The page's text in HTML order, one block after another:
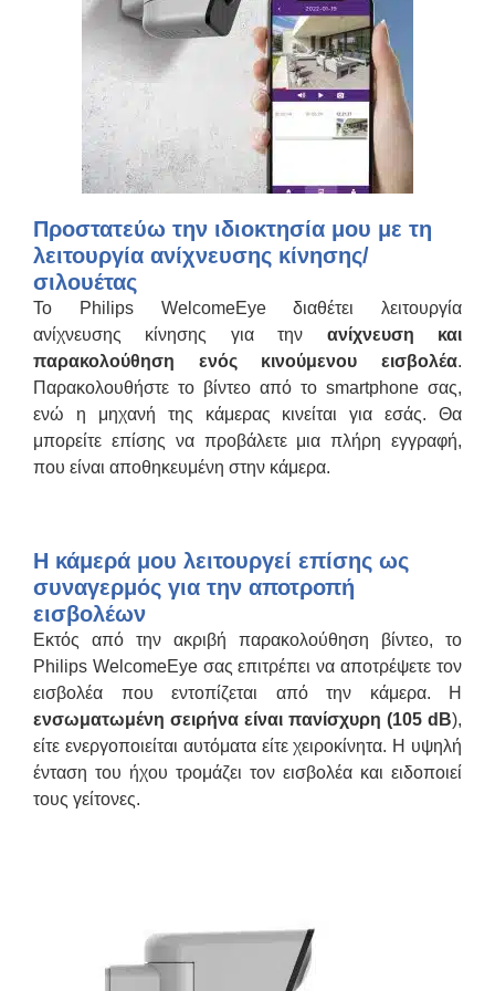
Προστατεύω την ιδιοκτησία μου με τη
λειτουργία ανίχνευσης κίνησης/
σιλουέτας
Το Philips WelcomeEye διαθέτει λειτουργία
ανίχνευσης κίνησης για την ανίχνευση και
παρακολούθηση ενός κινούμενου εισβολέα.
Παρακολουθήστε το βίντεο από το smartphone σας,
ενώ η μηχανή της κάμερας κινείται για εσάς. Θα
μπορείτε επίσης να προβάλετε μια πλήρη εγγραφή,
που είναι αποθηκευμένη στην κάμερα.
Η κάμερά μου λειτουργεί επίσης ως
συναγερμός για την αποτροπή
εισβολέων
Εκτός από την ακριβή παρακολούθηση βίντεο, το
Philips WelcomeEye σας επιτρέπει να αποτρέψετε τον
εισβολέα που εντοπίζεται από την κάμερα. Η
ενσωματωμένη σειρήνα είναι πανίσχυρη (105 dB),
είτε ενεργοποιείται αυτόματα είτε χειροκίνητα. Η υψηλή
ένταση του ήχου τρομάζει τον εισβολέα και ειδοποιεί
τους γείτονες.